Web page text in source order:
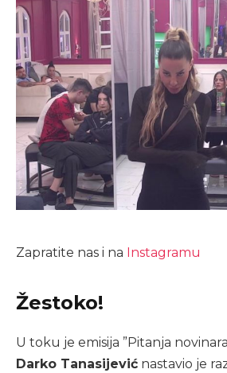
Zapratite nas i na Instagramu
Žestoko!
U toku je emisija ”Pitanja
Darko Tanasijević nastavio je